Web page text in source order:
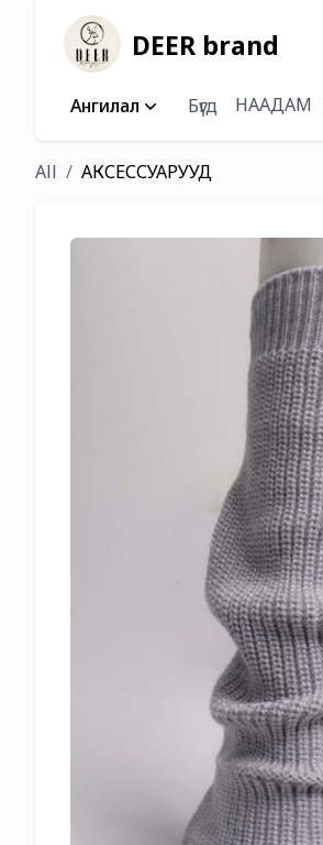
DEER brand
Ангилал Бүгд НААДАМ
All АКСЕССУАРУУД